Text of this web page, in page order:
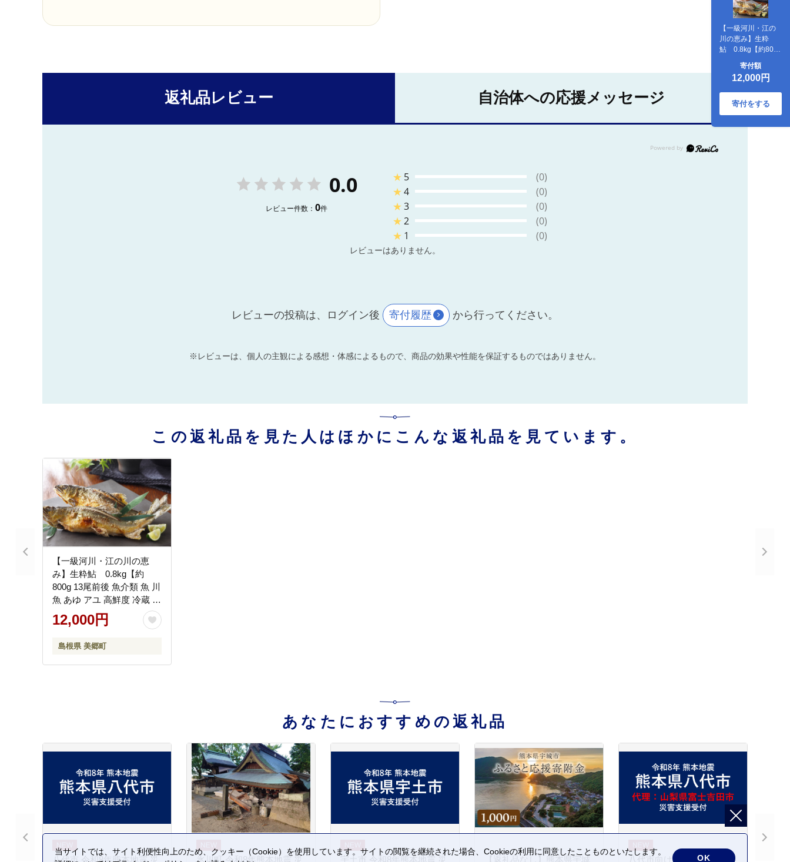
【一級河川・江の
川の恵み】生粋
鮎 0.8kg【約800g
川魚 あゆ アユ 高鮮
度 冷蔵 期間限定 季
節限定】
寄付額
12,000円
寄付をする
返礼品レビュー 自治体への応援メッセージ
0.0
レビュー件数： 0件
★ 5
(0)
★4
(0)
★3
(0)
★2
(0)
★ 1 (0)
レビューはありません。
レビューの投稿は、ログイン後 寄付履歴 から行ってください。
※レビューは、個人の主観による感想・体感によるもので、商品の効果や性能を保証するものではありません。
この返礼品を見た人はほかにこんな返礼品を見ています。
【一級河川・江の川の恵
み】生粋鮎 0.8kg【約
800g 13尾前後 魚介類 魚 川
魚 あゆ アユ 高鮮度 冷蔵 期
間限定 季節限定】
12,000円
島根県 美郷町
あなたにおすすめの返礼品
八代市 令和8年熊本地震 災 氷川町 令和8年熊本地震 災 宇土市 令和8年熊本地震 災 【返礼品なし】熊本県宇城 八代市向け 災害支援※山梨
当サイトでは、サイト利便性向上のため、クッキー（Cookie）を使用しています。サイトの閲覧を継続された場合、Cookieの利用に同意したことものといたします。
OK